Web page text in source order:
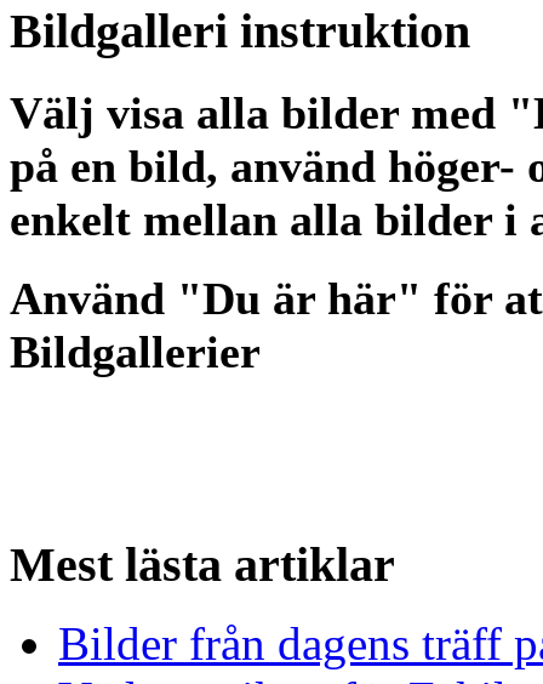
Bildgalleri instruktion
Välj visa alla bilder med
på en bild, använd
enkelt mellan alla bilder i
Använd "Du är här" för
Bildgallerier
Mest lästa artiklar
Bilder från dagens träff